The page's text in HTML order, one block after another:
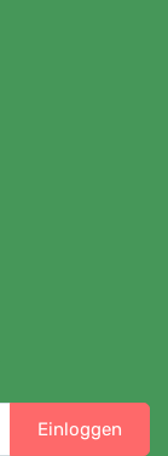
Einloggen